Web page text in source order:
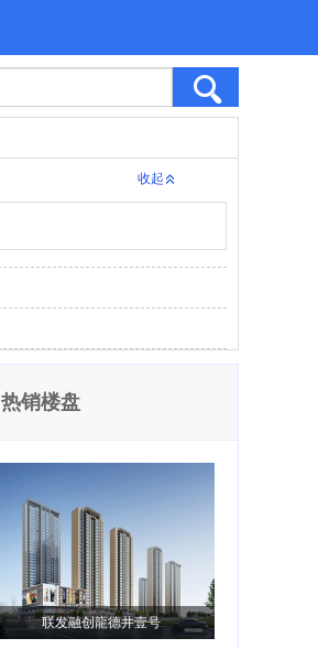
收起
热销楼盘
联发融创龍德井壹号